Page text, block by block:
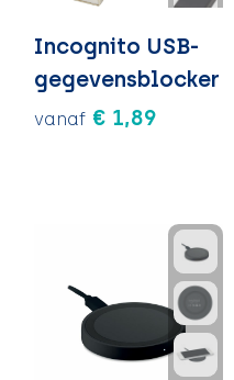
Incognito USB-
gegevensblocker
vanaf € 1,89